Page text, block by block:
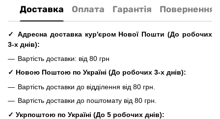
Доставка Оплата Гарантія Повернення
✓ Адресна доставка кур'єром Нової Пошти(До робочих
3-х днів):
Вартість доставки: від 80 грн
✓ Новою Поштою по Україні (До робочих 3-х днів):
Вартість доставки до відділення від 80 грн.
Вартість доставки до поштомату від 80 грн.
✓ Укрпоштою по Україні (До 5 робочих днів):